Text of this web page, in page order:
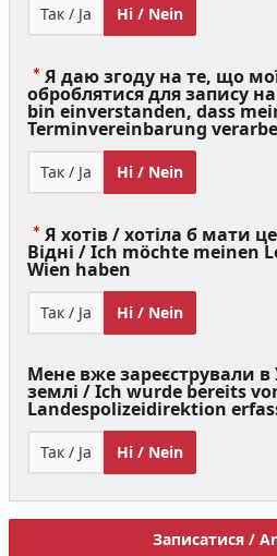
Так / Ja Ні / Nein
Я даю згоду на те, що
оброблятися для запису
bin einverstanden, dass
Terminvereinbarung
Так / Ja Ні / Nein
Я хотів / хотіла б мати
Відні / Ich möchte meinen
Wien haben
Required)
Так / Ja Ні / Nein
Мене вже зареєстрували в
землі / Ich wurde bereits
Landespolizeidirektion
Так / Ja Ні / Nein
Записатися /